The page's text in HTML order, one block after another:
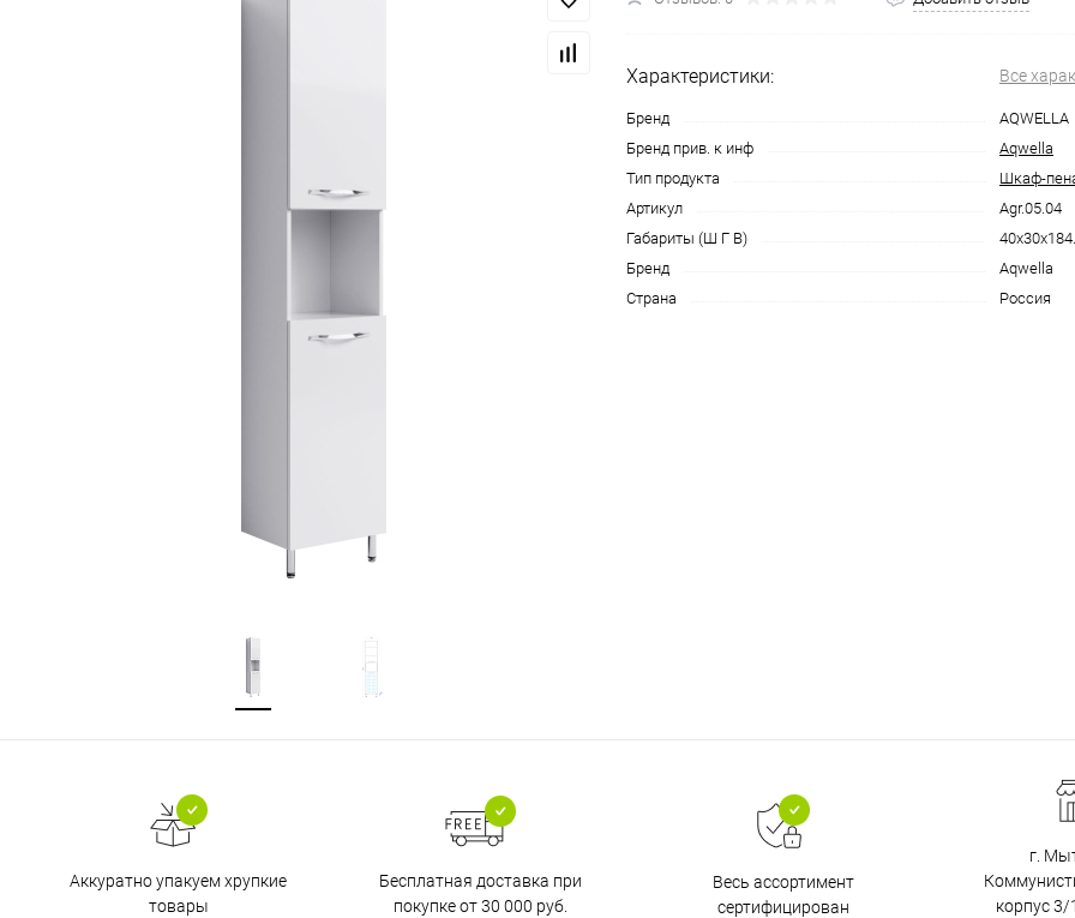
Характеристики: Все
Бренд
AQWELLA
Бренд прив. к инф
Aqwella
Тип продукта
Шкаф-
Артикул
Agr.05.04
Габариты (Ш Г В)
Бренд
Aqwella
Страна
Россия
Аккуратно упакуем хрупкие
товары
Бесплатная доставка при
покупке от 30 000 руб.
Весь ассортимент
сертифицирован
г.
корпус 3/